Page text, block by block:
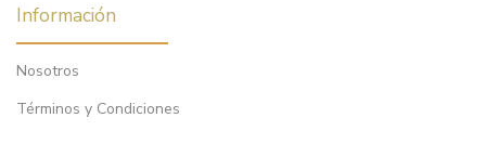
Información
Nosotros
Términos y Condiciones